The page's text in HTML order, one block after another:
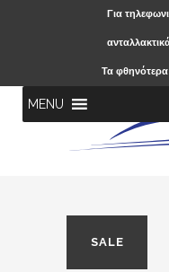
Για
Τα φθηνότερα
MENU
SALE